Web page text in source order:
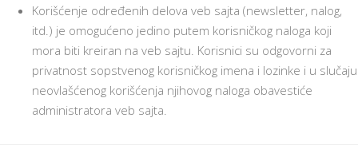
Korišćenje određenih delova veb sajta (newsletter, nalog,
itd.) je omogućeno jedino putem korisničkog naloga koji
mora biti kreiran na veb sajtu. Korisnici su odgovorni za
privatnost sopstvenog korisničkog imena i lozinke i u slučaju
neovlašćenog korišćenja njihovog naloga obavestiće
administratora veb sajta.